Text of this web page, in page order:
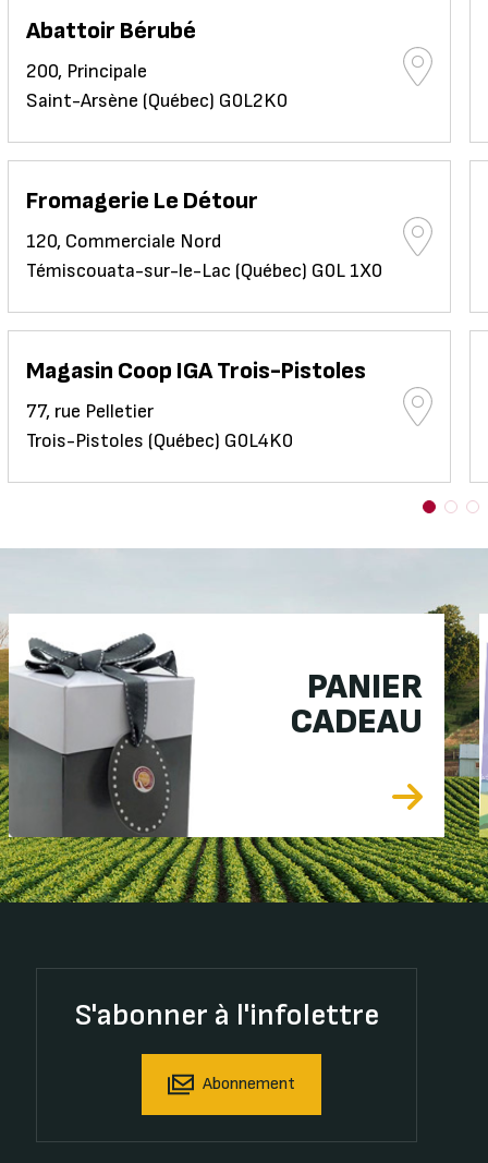
Abattoir Bérubé
200, Principale
Saint-Arsène (Québec) G0L2K0
Fromagerie Le Détour
120, Commerciale Nord
Témiscouata-sur-le-Lac (Québec) G0L 1X0
Magasin Coop IGA Trois-Pistoles
77, rue Pelletier
Trois-Pistoles (Québec) G0L4K0
PANIER
CADEAU
S'abonner à l'infolettre
Abonnement